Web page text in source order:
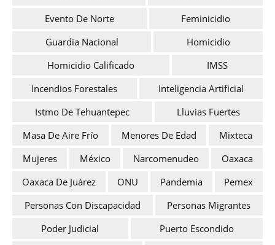
Evento De Norte
Feminicidio
Guardia Nacional
Homicidio
Homicidio Calificado
IMSS
Incendios Forestales
Inteligencia Artificial
Istmo De Tehuantepec
Lluvias Fuertes
Masa De Aire Frío
Menores De Edad
Mixteca
Mujeres
México Narcomenudeo
Oaxaca
Oaxaca De Juárez
ONU Pandemia
Pemex
Personas Con Discapacidad
Personas Migrantes
Poder Judicial
Puerto Escondido